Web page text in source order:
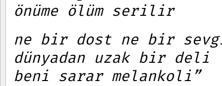
önüme ölüm serilir
ne bir dost ne bir
dünyadan uzak bir deli
beni sarar melankoli”